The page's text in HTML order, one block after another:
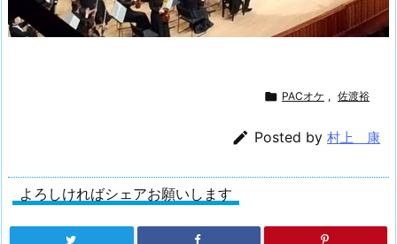
 PACオケ , 佐渡裕
 Posted by 村上 康
よろしければシェアお願いします